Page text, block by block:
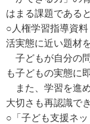
はまる課題である
○人権学習指導資
活実態に近い題材
子どもが自分の
も子どもの実態に
また、学習を進
大切さも再認識でき
○「子ども支援ネ